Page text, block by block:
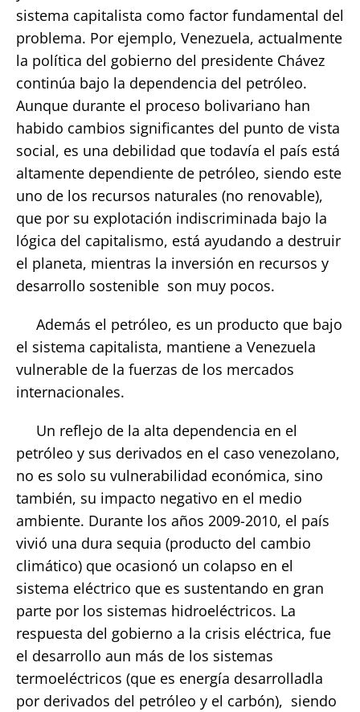
sistema capitalista como factor fundamental del
problema. Por ejemplo, Venezuela, actualmente
la política del gobierno del presidente Chávez
continúa bajo la dependencia del petróleo.
Aunque durante el proceso bolivariano han
habido cambios significantes del punto de vista
social, es una debilidad que todavía el país está
altamente dependiente de petróleo, siendo este
uno de los recursos naturales (no renovable),
que por su explotación indiscriminada bajo la
lógica del capitalismo, está ayudando a destruir
el planeta, mientras la inversión en recursos y
desarrollo sostenible son muy pocos.
Además el petróleo, es un producto que bajo
el sistema capitalista, mantiene a Venezuela
vulnerable de la fuerzas de los mercados
internacionales.
Un reflejo de la alta dependencia en el
petróleo y sus derivados en el caso venezolano,
no es solo su vulnerabilidad económica, sino
también, su impacto negativo en el medio
ambiente. Durante los años 2009-2010, el país
vivió una dura sequia (producto del cambio
climático) que ocasionó un colapso en el
sistema eléctrico que es sustentando en gran
parte por los sistemas hidroeléctricos. La
respuesta del gobierno a la crisis eléctrica, fue
el desarrollo aun más de los sistemas
termoeléctricos (que es energía desarrolladla
por derivados del petróleo y el carbón), siendo